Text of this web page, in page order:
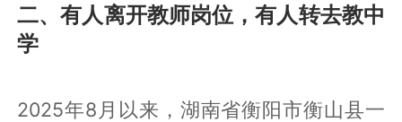
二、有人离开教师岗位，有人转去教中
学
2025年8月以来，湖南省衡阳市衡山县一